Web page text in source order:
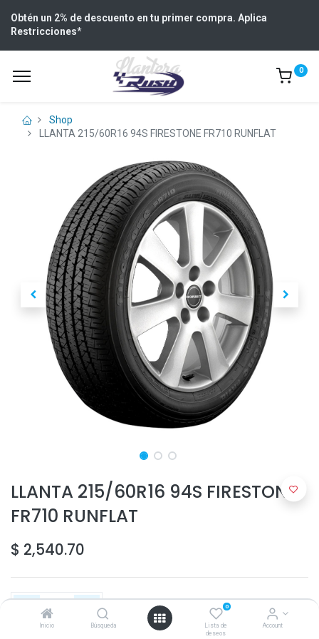
Inicio Búsqueda
0
Lista de
deseos
Account
Obtén un 2% de descuento en tu primer compra. Aplica
Restricciones*
0
Shop
LLANTA 215/60R16 94S FIRESTONE FR710 RUNFLAT
LLANTA 215/60R16 94S FIRESTONE
FR710 RUNFLAT
$ 2,540.70